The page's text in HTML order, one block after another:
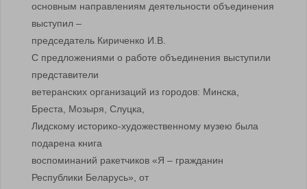
основным направлениям деятельности объединения
выступил –
председатель Кириченко И.В.
С предложениями о работе объединения выступили
представители
ветеранских организаций из городов: Минска,
Бреста, Мозыря, Слуцка,
Лидскому историко-художественному музею была
подарена книга
воспоминаний ракетчиков «Я – гражданин
Республики Беларусь», от